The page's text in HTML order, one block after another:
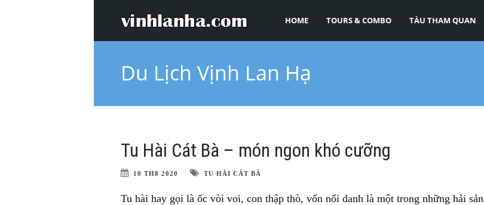
HOME TOURS & COMBO TÀU THAM QUAN
Du Lịch Vịnh Lan Hạ
Tu Hài Cát Bà – món ngon khó cưỡng
10 TH8 2020 TU HÀI CÁT BÀ
Tu hài hay gọi là ốc vòi voi, con thập thò, vốn nổi danh là một trong những hải sản